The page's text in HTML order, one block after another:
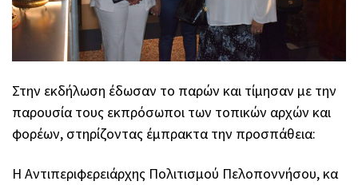
Στην εκδήλωση έδωσαν το παρών και τίμησαν με την
παρουσία τους εκπρόσωποι των τοπικών αρχών και
φορέων, στηρίζοντας έμπρακτα την προσπάθεια:
Η Αντιπεριφερειάρχης Πολιτισμού Πελοποννήσου, κα